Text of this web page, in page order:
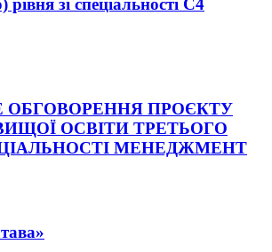
рівня зі спеціальності С4
ОБГОВОРЕННЯ ПРОЄКТУ
ОСВІТИ ТРЕТЬОГО
МЕНЕДЖМЕНТ